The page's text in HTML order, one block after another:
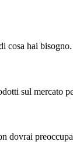
cosa hai bisogno.
sul mercato
dovrai